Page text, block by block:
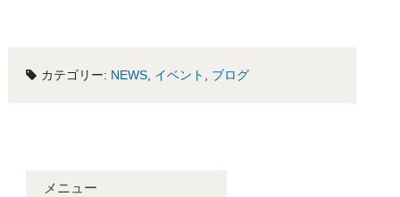
カテゴリー: NEWS, イベント ブログ
メニュー